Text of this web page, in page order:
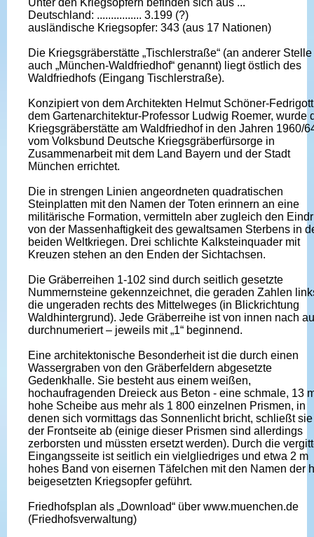
Unter den Kriegsopfern befinden sich aus ...
Deutschland: ................ 3.199 (?)
ausländische Kriegsopfer: 343 (aus 17 Nationen)
Die Kriegsgräberstätte „Tischlerstraße“ (an anderer Stelle
auch „München-Waldfriedhof“ genannt) liegt östlich des
Waldfriedhofs (Eingang Tischlerstraße).
Konzipiert von dem Architekten Helmut Schöner-
dem Gartenarchitektur-Professor Ludwig Roemer, wurde
Kriegsgräberstätte am Waldfriedhof in den Jahren 1960/
vom Volksbund Deutsche Kriegsgräberfürsorge in
Zusammenarbeit mit dem Land Bayern und der Stadt
München errichtet.
Die in strengen Linien angeordneten quadratischen
Steinplatten mit den Namen der Toten erinnern an eine
militärische Formation, vermitteln aber zugleich den
von der Massenhaftigkeit des gewaltsamen Sterbens in
beiden Weltkriegen. Drei schlichte Kalksteinquader mit
Kreuzen stehen an den Enden der Sichtachsen.
Die Gräberreihen 1-102 sind durch seitlich gesetzte
Nummernsteine gekennzeichnet, die geraden Zahlen
die ungeraden rechts des Mittelweges (in Blickrichtung
Waldhintergrund). Jede Gräberreihe ist von innen nach
durchnumeriert – jeweils mit „1“ beginnend.
Eine architektonische Besonderheit ist die durch einen
Wassergraben von den Gräberfeldern abgesetzte
Gedenkhalle. Sie besteht aus einem weißen,
hochaufragenden Dreieck aus Beton - eine schmale, 13
hohe Scheibe aus mehr als 1 800 einzelnen Prismen, in
denen sich vormittags das Sonnenlicht bricht, schließt
der Frontseite ab (einige dieser Prismen sind allerdings
zerborsten und müssten ersetzt werden). Durch die
Eingangsseite ist seitlich ein vielgliedriges und etwa 2 m
hohes Band von eisernen Täfelchen mit den Namen der
beigesetzten Kriegsopfer geführt.
Friedhofsplan als „Download“ über www.muenchen.de
(Friedhofsverwaltung)